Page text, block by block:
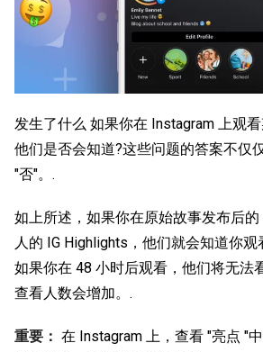
发生了什么 如果你在 Instagram 上观
他们是否会知道?这些问题的答案不仅
"否"。.
如上所述，如果你在原始故事发布后
人的 IG Highlights，他们就会知道你观
如果你在 48 小时后观看，他们将无法
查看人数会增加。.
重要： 在 Instagram 上，查看 "亮点 "